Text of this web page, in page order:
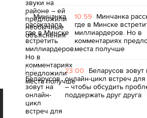
10:59 Минчанка
где в Минске
миллиардеров. Но в
комментариях
места получше
23:00 Беларусов зовут
онлайн-цикл встреч
– чтобы обсудить
поддержать друг друга